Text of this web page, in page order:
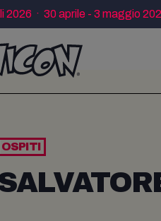
2026 · 30 aprile - 3 maggio
OSPITI